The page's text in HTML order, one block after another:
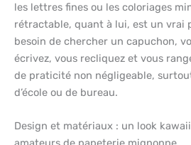
les lettres fines ou les coloriages
rétractable, quant à lui, est un vrai
besoin de chercher un capuchon,
écrivez, vous recliquez et vous
de praticité non négligeable,
d’école ou de bureau.
Design et matériaux : un look